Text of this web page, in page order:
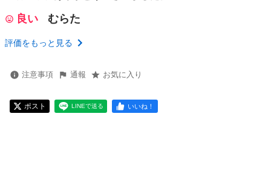
良い むらた
評価をもっと見る
注意事項 通報 お気に入り
ポスト LINEで送る いいね！